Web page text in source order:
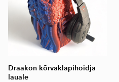
Draakon kõrvaklapihoidja
lauale